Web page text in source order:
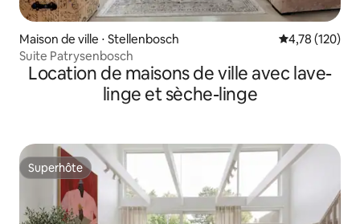
Maison de ville ⋅ Stellenbosch Évaluation
4,78 (120)
Suite Patrysenbosch
Location de maisons de ville avec lave-
linge et sèche-linge
Superhôte
Superhôte